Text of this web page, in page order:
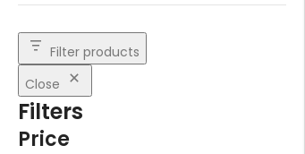
Filter products
Close
Filters
Price